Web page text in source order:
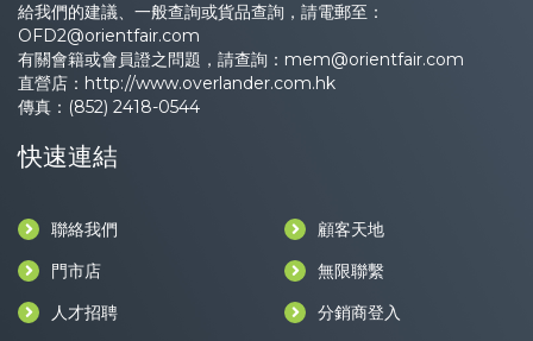
給我們的建議、一般查詢或貨品查詢，請電郵至：
OFD2@orientfair.com
有關會籍或會員證之問題，請查詢： mem@orientfair.com
直營店： http://www.overlander.com.hk
傳真：(852) 2418-0544
快速連結
聯絡我們
門市店
人才招聘
顧客天地
無限聯繫
分銷商登入